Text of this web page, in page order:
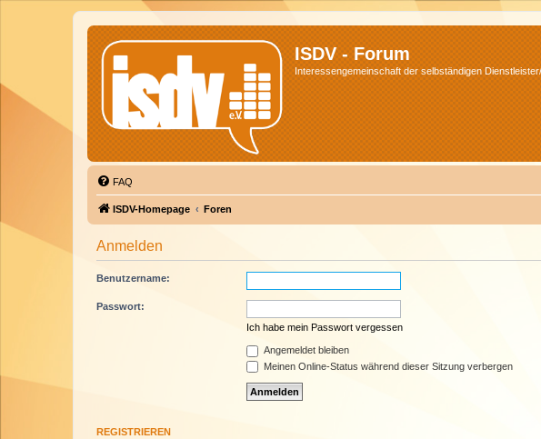
ISDV - Forum
Interessengemeinschaft der selbständigen
FAQ
ISDV-Homepage Foren
Anmelden
Benutzername:
Passwort:
Ich habe mein Passwort vergessen
Angemeldet bleiben
Meinen Online-Status während dieser Sitzung verbergen
REGISTRIEREN